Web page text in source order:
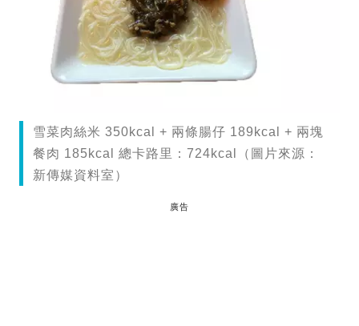
雪菜肉絲米 350kcal + 兩條腸仔 189kcal + 兩塊
餐肉 185kcal 總卡路里：724kcal（圖片來源：
新傳媒資料室）
廣告